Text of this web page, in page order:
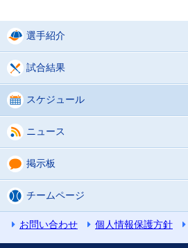
選手紹介
試合結果
スケジュール
ニュース
掲示板
チームページ
お問い合わせ 個人情報保護方針